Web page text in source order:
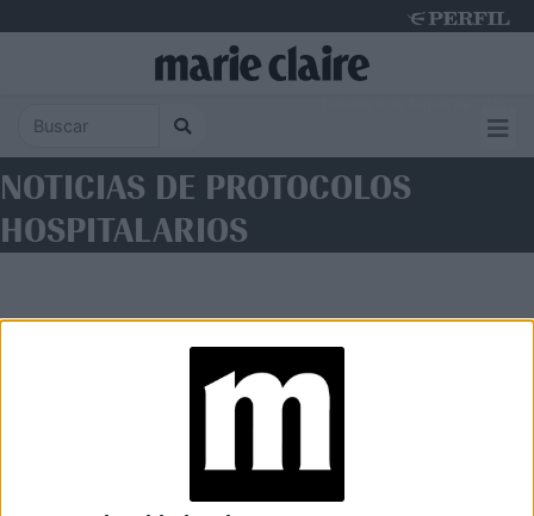
NOTICIAS DE PROTOCOLOS
HOSPITALARIOS
Caras Noticias